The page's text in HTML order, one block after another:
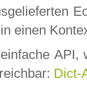
einen
API,
Dict-